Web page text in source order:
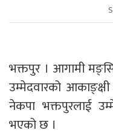
भक्तपुर । आगामी
उम्मेदवारको
नेकपा भक्तपुरलाई
भएको छ ।